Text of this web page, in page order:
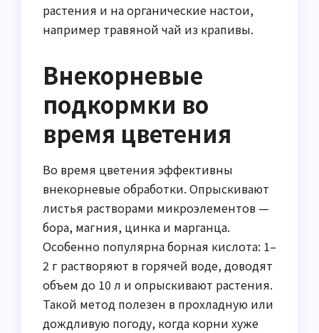
растения и на органические настои,
например травяной чай из крапивы.
Внекорневые
подкормки во
время цветения
Во время цветения эффективны
внекорневые обработки. Опрыскивают
листья растворами микроэлементов —
бора, магния, цинка и марганца.
Особенно популярна борная кислота: 1–
2 г растворяют в горячей воде, доводят
объем до 10 л и опрыскивают растения.
Такой метод полезен в прохладную или
дождливую погоду, когда корни хуже